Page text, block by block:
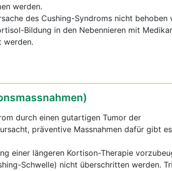
werden.
des Cushing-Syndroms nicht behoben
Bildung in den Nebennieren mit
werden.
durch einen gutartigen Tumor der
präventive Massnahmen dafür gibt
einer längeren Kortison-Therapie
Schwelle) nicht überschritten werden.